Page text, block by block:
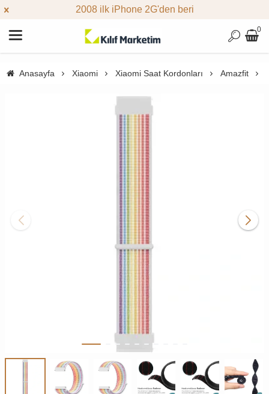
2008 ilk iPhone 2G'den beri
0
Anasayfa Xiaomi Xiaomi Saat Kordonları Amazfit